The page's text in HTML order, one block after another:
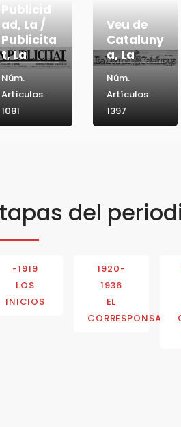
Publicid
ad, La /
Publicita
t, La
Núm.
Artículos:
1081
Veu de
Cataluny
a, La
Núm.
Artículos:
1397
del
-1919
LOS
INICIOS
1920-
1936
EL
CORRESPONSAL